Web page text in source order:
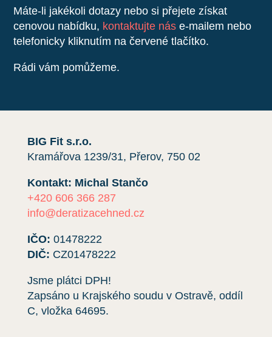
Máte-li jakékoli dotazy nebo si přejete získat
cenovou nabídku, kontaktujte nás e-mailem nebo
telefonicky kliknutím na červené tlačítko.
Rádi vám pomůžeme.
BIG Fit s.r.o.
Kramářova 1239/31, Přerov, 750 02
Kontakt: Michal Stančo
+420 606 366 287
info@deratizacehned.cz
IČO: 01478222
DIČ: CZ01478222
Jsme plátci DPH!
Zapsáno u Krajského soudu v Ostravě, oddíl
C, vložka 64695.